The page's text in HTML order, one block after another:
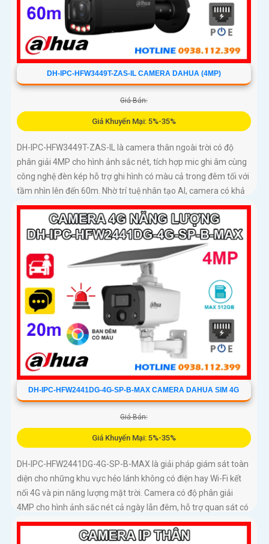
DH-IPC-HFW3449T-ZAS-IL CAMERA DAHUA (4MP)
Giá Bán:
Giá Khuyến Mại: 5%-35%
DH-IPC-HFW3449T-ZAS-IL là camera thân ngoài trời có độ
phân giải 4MP cho hình ảnh sắc nét, tích hợp mic ghi âm cùng
công nghệ đèn kép hỗ trợ ghi hình có màu cả trong đêm tối với
tầm nhìn lên đến 60m. Nhờ trí tuệ nhân tạo AI, camera có khả
năng phân biệt chính xác người và phương tiện giảm thiểu
cảnh báo giả nâng cao hiệu quả an ninh hỗ trợ khe cắm thẻ
nhớ 512GB, chuẩn chống nước IP67
DH-IPC-HFW2441DG-4G-SP-B-MAX CAMERA DAHUA SIM 4G
Giá Bán:
Giá Khuyến Mại: 5%-35%
DH-IPC-HFW2441DG-4G-SP-B-MAX là giải pháp giám sát toàn
diện cho những khu vực hẻo lánh không có điện hay Wi-Fi kết
nối 4G và pin năng lượng mặt trời. Camera có độ phân giải
4MP cho hình ảnh sắc nét cả ngày lẫn đêm, hỗ trợ quan sát có
màu ban đêm đến 20m, hồng ngoại 30m và đàm thoại hai